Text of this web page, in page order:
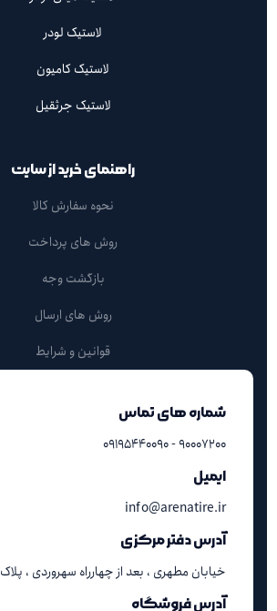
لاستیک لودر
لاستیک کامیون
لاستیک جرثقیل
راهنمای خرید از سایت
نحوه سفارش کالا
روش های پرداخت
بازگشت وجه
روش های ارسال
قوانین و شرایط
شماره های تماس
۹۰۰۰۷۲۰۰ - ۰۹۱۹۵۴۴۰۰۹۰
ایمیل
info@arenatire.ir
آدرس دفتر مرکزی
خیابان مطهری ، بعد از چهارراه سهروردی ، پلاک ۳۸ ، واحد ۲
آدرس فروشگاه